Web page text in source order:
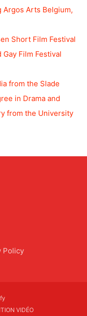
Arts Belgium,
Short Film Festival
Film Festival
from the Slade
in Drama and
from the University
Policy
VIDÉO